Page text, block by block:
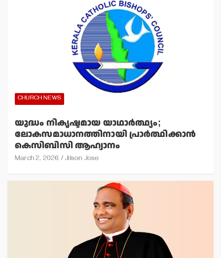
CHURCH NEWS
യുദ്ധം നികൃഷ്ടമായ യാഥാര്‍ത്ഥ്യം;
ലോകസമാധാനത്തിനായി പ്രാര്‍ത്ഥിക്കാന്‍
കെസിബിസി ആഹ്വാനം
March 2, 2026 Jilson Jose